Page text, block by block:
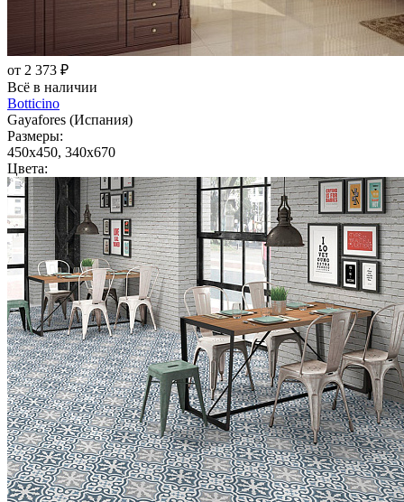
от 2 373 ₽
Всё в наличии
Botticino
Gayafores (Испания)
Размеры:
450x450, 340x670
Цвета: